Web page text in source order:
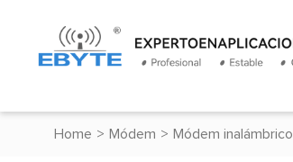
Home > Módem > Módem inalámbrico